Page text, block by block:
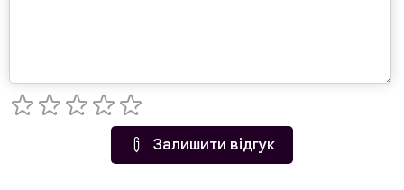
Залишити відгук